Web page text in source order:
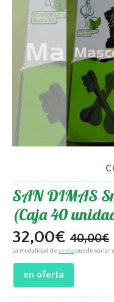
SAN DIMAS
(Caja 40
32,00€ 40,00€
La modalidad de envío puede variar
en oferta